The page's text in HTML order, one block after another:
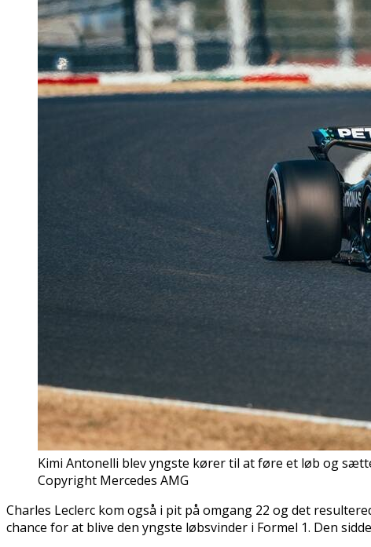
Kimi Antonelli blev yngste kører til at føre et løb og
Copyright Mercedes AMG
Charles Leclerc kom også i pit på omgang 22 og det
chance for at blive den yngste løbsvinder i Formel 1. Den